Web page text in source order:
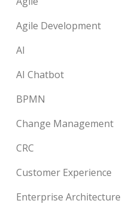
Agile Development
AI
AI Chatbot
BPMN
Change Management
CRC
Customer Experience
Enterprise Architecture